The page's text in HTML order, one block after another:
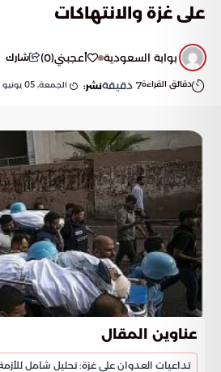
على غزة والانتهاكات
بوابة السعودية أعجبني(
0
) شارك
دقائق القراءة7 دقيقةنشر: الجمعة, 05 يونيو
عناوين المقال